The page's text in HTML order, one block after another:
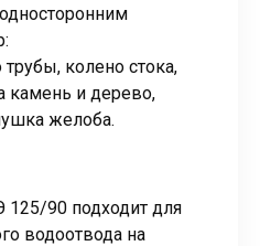
трубы, колено стока,
камень и дерево,
желоба.
125/90 подходит для
водоотвода на